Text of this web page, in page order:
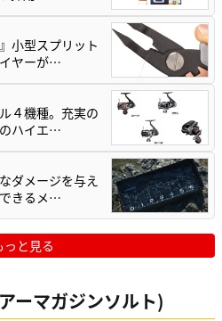
小型スプリット
ヤーが…
４機種。充実の
ハイエ…
ダメージを与え
きるメ…
っと見る
ーマガジンソルト)